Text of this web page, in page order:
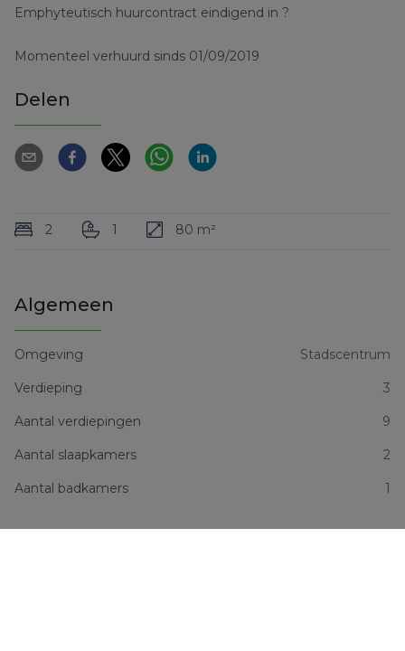
Emphyteutisch huurcontract eindigend in ?
Momenteel verhuurd sinds 01/09/2019
Delen
2 1 80 m²
Algemeen
Omgeving Stadscentrum
Verdieping 3
Aantal verdiepingen 9
Aantal slaapkamers 2
Aantal badkamers 1